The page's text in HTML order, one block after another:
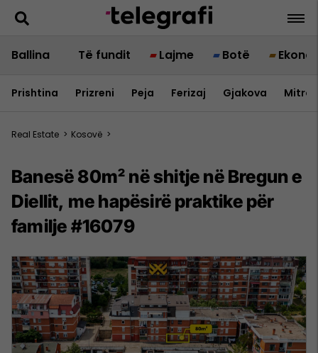
Ballina Të fundit Lajme Botë
Prishtina Prizreni Peja Ferizaj Gjakova
Real Estate > Kosovë >
Banesë 80m² në shitje në Bregun e
Diellit, me hapësirë praktike për
familje #16079